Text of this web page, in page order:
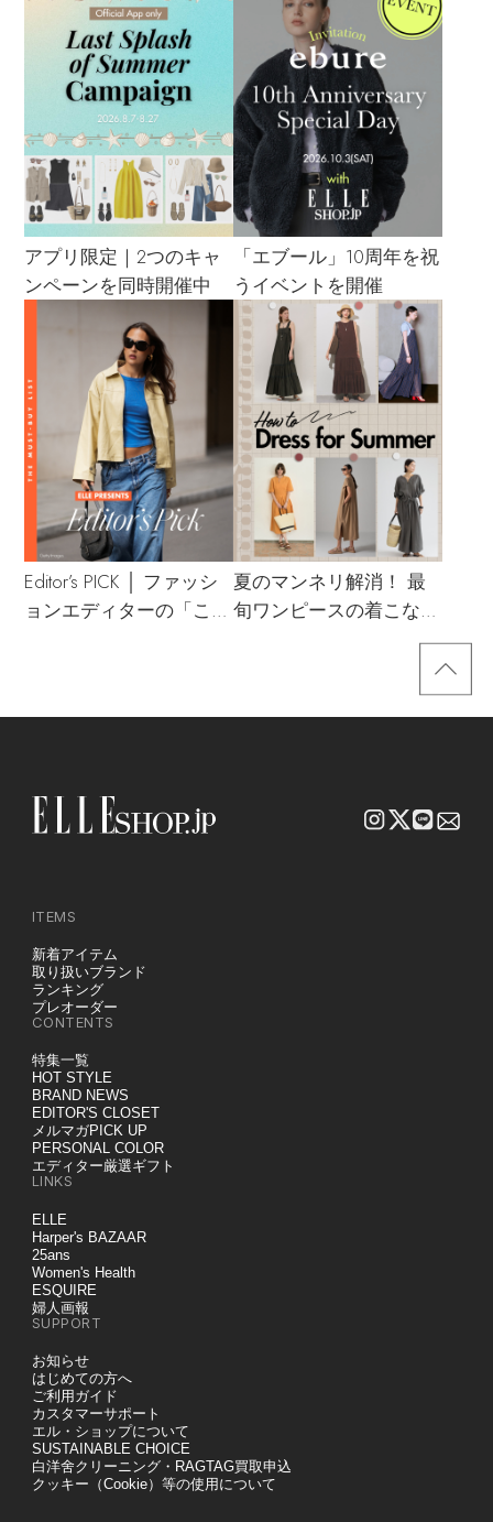
アプリ限定｜2つのキャ
ンペーンを同時開催中
「エブール」10周年を祝
うイベントを開催
Editor’s PICK │ ファッシ
ョンエディターの「これ
夏のマンネリ解消！ 最
旬ワンピースの着こなし
ITEMS
新着アイテム
取り扱いブランド
ランキング
プレオーダー
CONTENTS
特集一覧
HOT STYLE
BRAND NEWS
EDITOR'S CLOSET
メルマガPICK UP
PERSONAL COLOR
エディター厳選ギフト
LINKS
ELLE
Harper's BAZAAR
25ans
Women's Health
ESQUIRE
婦人画報
SUPPORT
お知らせ
はじめての方へ
ご利用ガイド
カスタマーサポート
エル・ショップについて
SUSTAINABLE CHOICE
白洋舍クリーニング・RAGTAG買取申込
クッキー（Cookie）等の使用について